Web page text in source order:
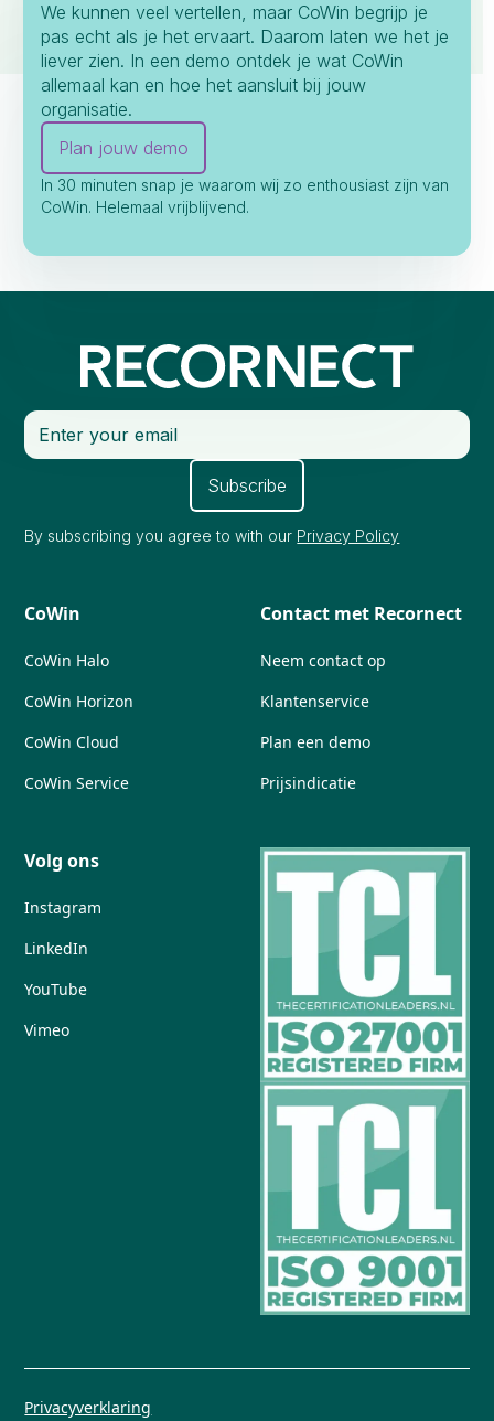
We kunnen veel vertellen, maar CoWin begrijp je
pas echt als je het ervaart. Daarom laten we het je
liever zien. In een demo ontdek je wat CoWin
allemaal kan en hoe het aansluit bij jouw
organisatie.
Plan jouw demo
In 30 minuten snap je waarom wij zo enthousiast zijn van
CoWin. Helemaal vrijblijvend.
By subscribing you agree to with our Privacy Policy
CoWin
CoWin Halo
CoWin Horizon
CoWin Cloud
CoWin Service
Contact met Recornect
Neem contact op
Klantenservice
Plan een demo
Prijsindicatie
Volg ons
Instagram
LinkedIn
YouTube
Vimeo
Privacyverklaring